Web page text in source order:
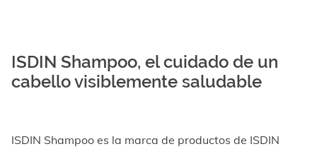
ISDIN Shampoo, el cuidado de un
cabello visiblemente saludable
ISDIN Shampoo es la marca de productos de ISDIN